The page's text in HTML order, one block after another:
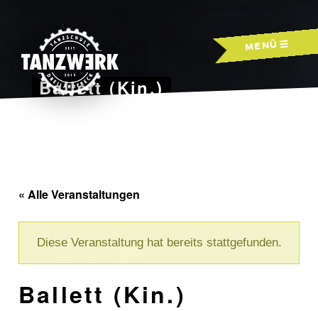
MENÜ
Ballett (Kin.)
« Alle Veranstaltungen
Diese Veranstaltung hat bereits stattgefunden.
Ballett (Kin.)